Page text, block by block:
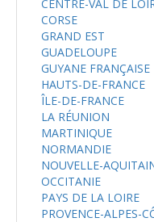
CENTRE-VAL DE
CORSE
GRAND EST
GUADELOUPE
GUYANE FRANÇAISE
HAUTS-DE-FRANCE
ÎLE-DE-FRANCE
LA RÉUNION
MARTINIQUE
NORMANDIE
NOUVELLE-
OCCITANIE
PAYS DE LA LOIRE
PROVENCE-ALPES-